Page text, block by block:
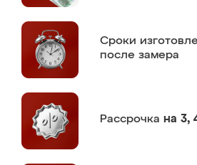
Сроки
после замера
Рассрочка на 3,